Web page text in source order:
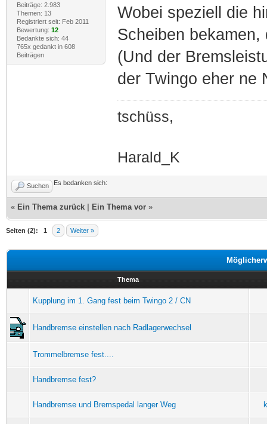
Beiträge: 2.983
Themen: 13
Registriert seit: Feb 2011
Bewertung: 12
Bedankte sich: 44
765x gedankt in 608
Beiträgen
Wobei speziell die
Scheiben
(Und der
der Twingo eher ne
tschüss,
Harald_K
Suchen Es bedanken sich:
« Ein Thema zurück Ein Thema vor »
Seiten (2): 1 2 Weiter »
Thema
Kupplung im 1. Gang fest beim Twingo 2 / CN
Handbremse einstellen nach Radlagerwechsel
Trommelbremse fest....
Handbremse fest?
Handbremse und Bremspedal langer Weg